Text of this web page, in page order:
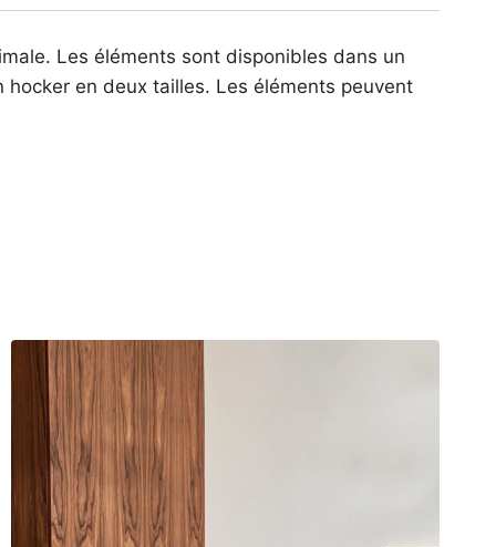
Les éléments sont disponibles dans un
en deux tailles. Les éléments peuvent